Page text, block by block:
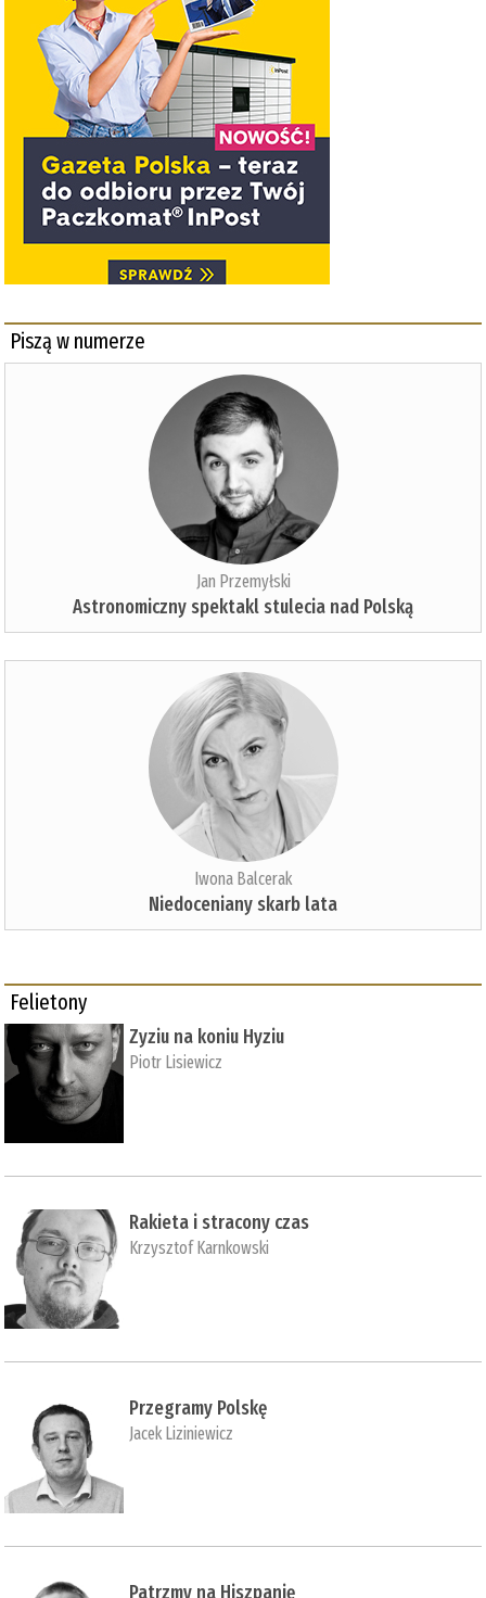
Piszą w numerze
Jan Przemyłski
Astronomiczny spektakl stulecia nad Polską
Iwona Balcerak
Niedoceniany skarb lata
Felietony
Zyziu na koniu Hyziu
Piotr Lisiewicz
Rakieta i stracony czas
Krzysztof Karnkowski
Przegramy Polskę
Jacek Liziniewicz
Patrzmy na Hiszpanię